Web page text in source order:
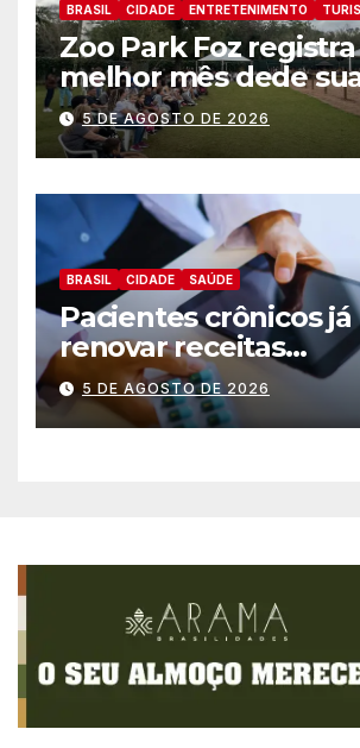
BRASIL CIDADE ENTRETENIMENTO
Zoo Park Foz
melhor mês dede
inauguração
5 DE AGOSTO DE 2026
BRASIL CIDADE SAÚDE
Pacientes crônicos
renovar receitas
automaticamente
aplicativo da
5 DE AGOSTO DE 2026